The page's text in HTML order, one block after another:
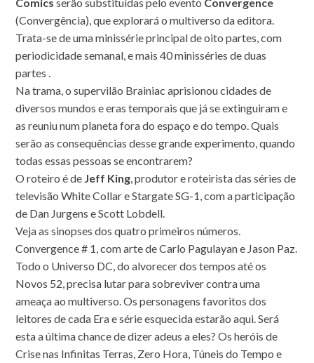
(Convergência), que explorará o multiverso da editora.
Trata-se de uma minissérie principal de oito partes, com
periodicidade semanal, e mais 40 minisséries de duas
partes .
Na trama, o supervilão Brainiac aprisionou cidades de
diversos mundos e eras temporais que já se extinguiram e
as reuniu num planeta fora do espaço e do tempo. Quais
serão as consequências desse grande experimento, quando
todas essas pessoas se encontrarem?
O roteiro é de Jeff King, produtor e roteirista das séries de
televisão White Collar e Stargate SG-1, com a participação
de Dan Jurgens e Scott Lobdell.
Veja as sinopses dos quatro primeiros números.
Convergence # 1, com arte de Carlo Pagulayan e Jason Paz.
Todo o Universo DC, do alvorecer dos tempos até os
Novos 52, precisa lutar para sobreviver contra uma
ameaça ao multiverso. Os personagens favoritos dos
leitores de cada Era e série esquecida estarão aqui. Será
esta a última chance de dizer adeus a eles? Os heróis de
Crise nas Infinitas Terras, Zero Hora, Túneis do Tempo e